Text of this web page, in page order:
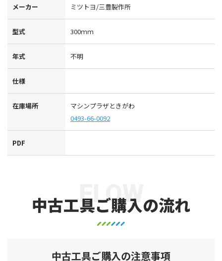
メーカー ミツトヨ/三豊製作所
型式 300ｍｍ
年式 不明
仕様
在庫場所
マシンプラザときがわ
0493-66-0092
PDF
中古工具ご購入の流れ
FLOW
中古工具ご購入の注意事項